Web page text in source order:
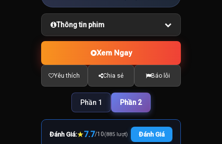
Thông tin phim
Xem Ngay
Yêu thích Chia sẻ Báo lỗi
Phần 1 Phần 2
Đánh Giá:★7.7/10(885 lượt) Đánh Giá